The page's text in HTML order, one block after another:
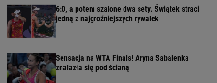
6:0, a potem szalone dwa sety. Świątek straci
jedną z najgroźniejszych rywalek
Sensacja na WTA Finals! Aryna Sabalenka
znalazła się pod ścianą